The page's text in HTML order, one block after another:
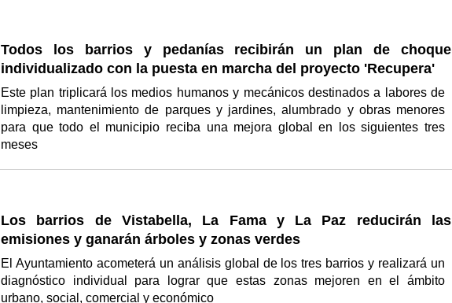
Todos los barrios y pedanías recibirán un plan de choque
individualizado con la puesta en marcha del proyecto 'Recupera'
Este plan triplicará los medios humanos y mecánicos destinados a labores de
limpieza, mantenimiento de parques y jardines, alumbrado y obras menores
para que todo el municipio reciba una mejora global en los siguientes tres
meses
Los barrios de Vistabella, La Fama y La Paz reducirán las
emisiones y ganarán árboles y zonas verdes
El Ayuntamiento acometerá un análisis global de los tres barrios y realizará un
diagnóstico individual para lograr que estas zonas mejoren en el ámbito
urbano, social, comercial y económico